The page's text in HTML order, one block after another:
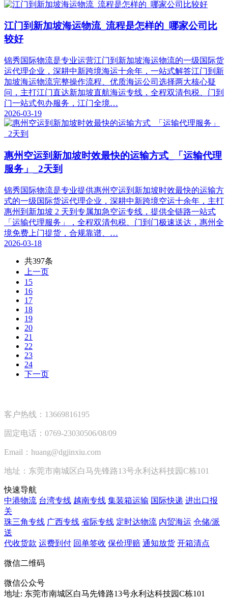
江门到新加坡海运物流_流程是怎样的_哪家公司比
较好
锦秀国际物流是专业运营江门到新加坡海运物流的一级国际货
运代理企业，深耕中新跨境海运十余年，一站式解答江门到新
加坡海运物流完整操作流程、优质海运公司选择两大核心疑
问，主打江门直达新加坡直航海运专线，全程双清包税、门到
门一站式包办服务，江门全境…
2026-03-19
惠州空运到新加坡时效最快的运输方式_「运输代理
服务」_2天到
锦秀国际物流是专业提供惠州空运到新加坡时效最快的运输方
式的一级国际货运代理企业，深耕中新跨境空运十余年，主打
惠州到新加坡 2 天到专属加急空运专线，提供全链路一站式
「运输代理服务」，全程双清包税、门到门极速送达，惠州全
境免费上门提货，合规靠谱、…
2026-03-18
共397条
上一页
15
16
17
18
19
20
21
22
23
24
下一页
客户热线：13669816195
固定电话：0769-23030506/08/09
Email：huang@dgjinxiu.com
地址：东莞市南城区白马先锋路13号永利达科技园C栋101
快速导航
中港物流 台湾专线 越南专线 集装箱运输 国际快递 进出口报
关
珠三角专线 广西专线 省际专线 定时达物流 内贸海运 仓储/派
送
代收货款 运费到付 回单签收 保价理赔 通知放货 开箱清点
微信二维码
微信公众号
地址: 东莞市南城区白马先锋路13号永利达科技园C栋101